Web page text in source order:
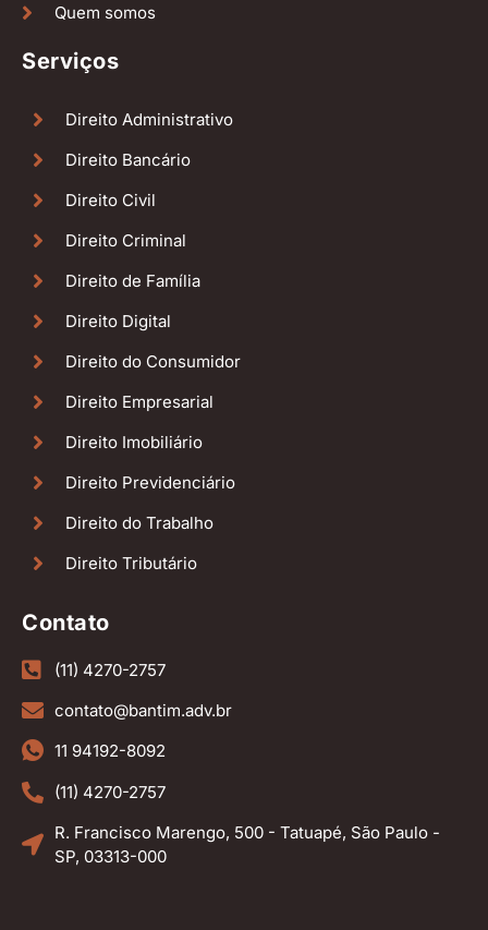
Quem somos
Serviços
Direito Administrativo
Direito Bancário
Direito Civil
Direito Criminal
Direito de Família
Direito Digital
Direito do Consumidor
Direito Empresarial
Direito Imobiliário
Direito Previdenciário
Direito do Trabalho
Direito Tributário
Contato
(11) 4270-2757
contato@bantim.adv.br
11 94192-8092
(11) 4270-2757
R. Francisco Marengo, 500 - Tatuapé, São Paulo -
SP, 03313-000